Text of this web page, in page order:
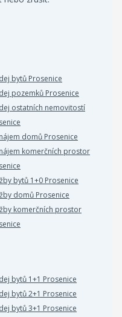
bytů Prosenice
pozemků Prosenice
ostatních nemovitostí
domů Prosenice
komerčních prostor
bytů 1+0 Prosenice
domů Prosenice
komerčních prostor
bytů 1+1 Prosenice
bytů 2+1 Prosenice
bytů 3+1 Prosenice